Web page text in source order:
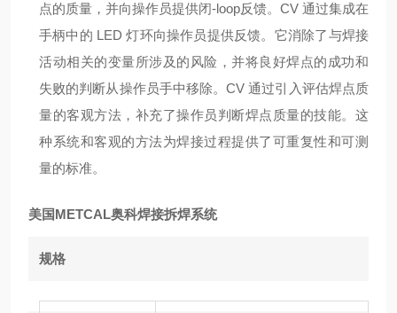
点的质量，并向操作员提供闭-loop反馈。CV 通过集成在
手柄中的 LED 灯环向操作员提供反馈。它消除了与焊接
活动相关的变量所涉及的风险，并将良好焊点的成功和
失败的判断从操作员手中移除。CV 通过引入评估焊点质
量的客观方法，补充了操作员判断焊点质量的技能。这
种系统和客观的方法为焊接过程提供了可重复性和可测
量的标准。
美国METCAL奥科焊接拆焊系统
规格